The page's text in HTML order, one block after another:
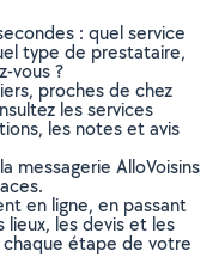
: quel service
type de prestataire,
vous ?
proches de chez
les services
les notes et avis
messagerie AlloVoisins
en ligne, en passant
lieux, les devis et les
étape de votre